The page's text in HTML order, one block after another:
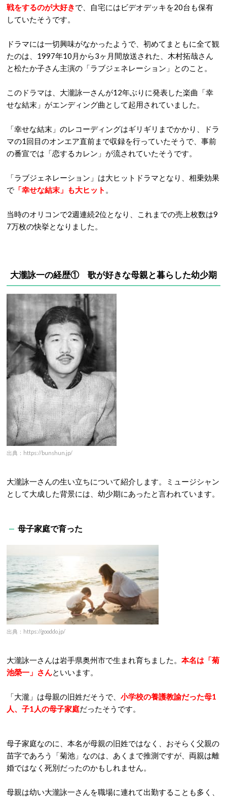
戦をするのが大好きで、自宅にはビデオデッキを20台も保有
していたそうです。
ドラマには一切興味がなかったようで、初めてまともに全て観
たのは、1997年10月から3ヶ月間放送された、木村拓哉さん
と松たか子さん主演の「ラブジェネレーション」とのこと。
このドラマは、大瀧詠一さんが12年ぶりに発表した楽曲「幸
せな結末」がエンディング曲として起用されていました。
「幸せな結末」のレコーディングはギリギリまでかかり、ドラ
マの1回目のオンエア直前まで収録を行っていたそうで、事前
の番宣では「恋するカレン」が流されていたそうです。
「ラブジェネレーション」は大ヒットドラマとなり、相乗効果
で 「幸せな結末」も大ヒット 。
当時のオリコンで2週連続2位となり、これまでの売上枚数は9
7万枚の快挙となりました。
大瀧詠一の経歴① 歌が好きな母親と暮らした幼少期
出典：https://bunshun.jp/
大瀧詠一さんの生い立ちについて紹介します。ミュージシャン
として大成した背景には、幼少期にあったと言われています。
母子家庭で育った
出典：https://gooddo.jp/
大瀧詠一さんは岩手県奥州市で生まれ育ちました。 本名は「菊
池榮一」さんといいます。
「大瀧」は母親の旧姓だそうで、 小学校の養護教諭だった母1
人、子1人の母子家庭だったそうです。
母子家庭なのに、本名が母親の旧姓ではなく、おそらく父親の
苗字であろう「菊池」なのは、あくまで推測ですが、両親は離
婚ではなく死別だったのかもしれません。
母親は幼い大瀧詠一さんを職場に連れて出勤することも多く、